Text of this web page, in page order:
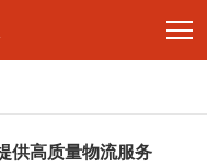
供高质量物流服务